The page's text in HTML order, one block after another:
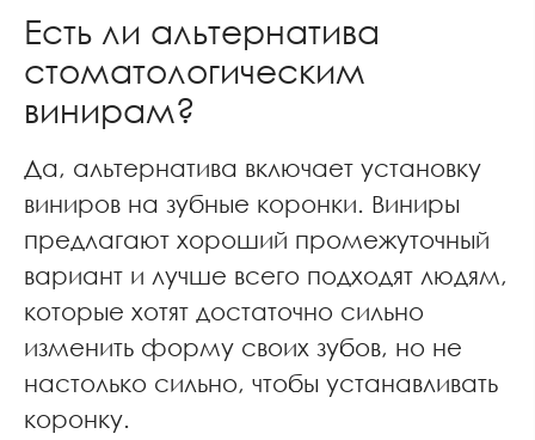
Есть ли альтернатива
стоматологическим
винирам?
Да, альтернатива включает установку
виниров на зубные коронки. Виниры
предлагают хороший промежуточный
вариант и лучше всего подходят людям,
которые хотят достаточно сильно
изменить форму своих зубов, но не
настолько сильно, чтобы устанавливать
коронку.